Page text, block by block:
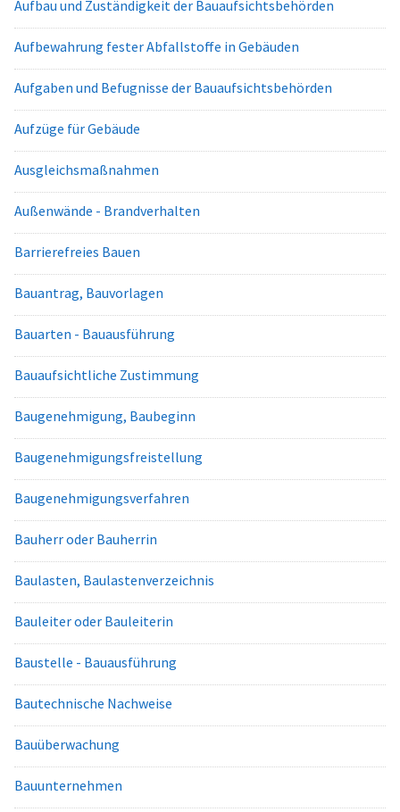
Aufbau und Zuständigkeit der Bauaufsichtsbehörden
Aufbewahrung fester Abfallstoffe in Gebäuden
Aufgaben und Befugnisse der Bauaufsichtsbehörden
Aufzüge für Gebäude
Ausgleichsmaßnahmen
Außenwände - Brandverhalten
Barrierefreies Bauen
Bauantrag, Bauvorlagen
Bauarten - Bauausführung
Bauaufsichtliche Zustimmung
Baugenehmigung, Baubeginn
Baugenehmigungsfreistellung
Baugenehmigungsverfahren
Bauherr oder Bauherrin
Baulasten, Baulastenverzeichnis
Bauleiter oder Bauleiterin
Baustelle - Bauausführung
Bautechnische Nachweise
Bauüberwachung
Bauunternehmen